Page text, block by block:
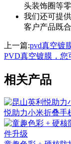
头装饰圈等
我们还可提
客户产品既
上一篇:pvd真空镀
PVD真空镀膜，您
相关产品
悦助力小米折叠手